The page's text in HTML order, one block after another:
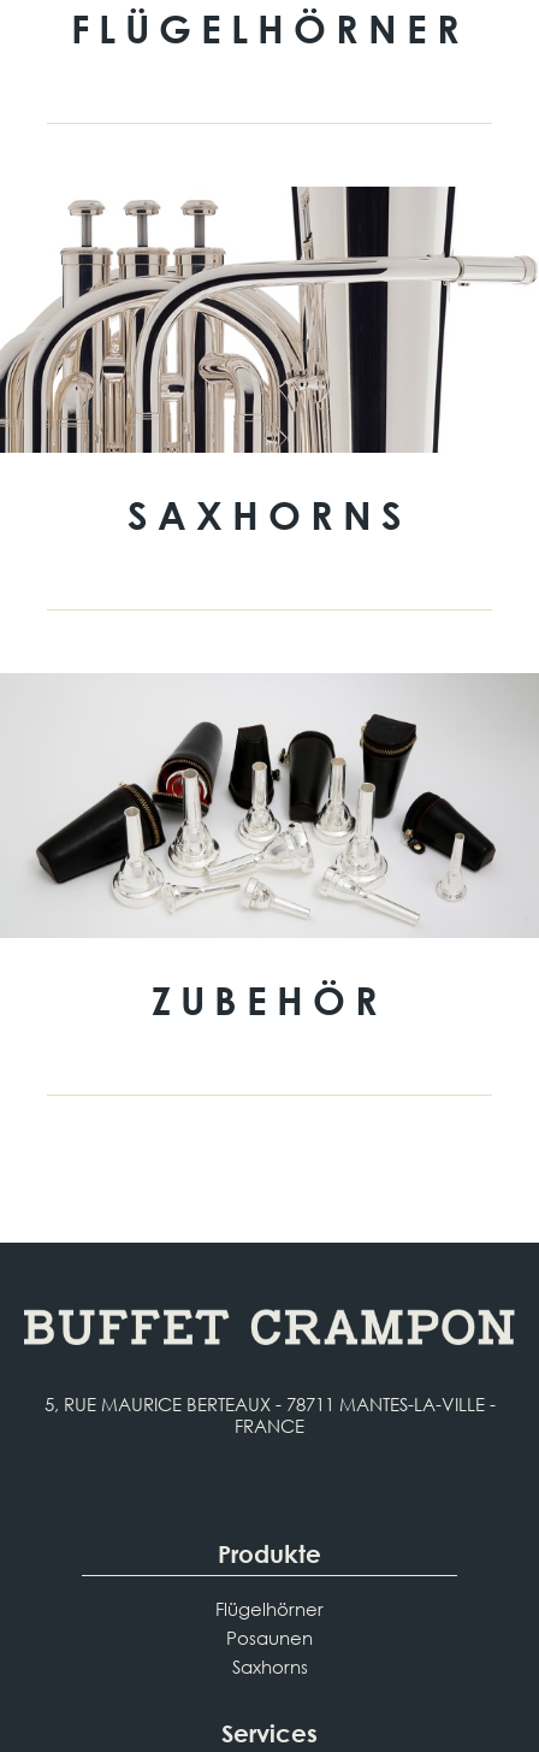
FLÜGELHÖRNER
SAXHORNS
ZUBEHÖR
5, RUE MAURICE BERTEAUX - 78711 MANTES-LA-VILLE -
FRANCE
Produkte
Flügelhörner
Posaunen
Saxhorns
Services